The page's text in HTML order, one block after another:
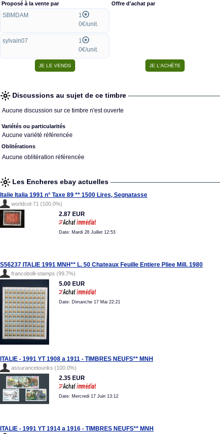
Proposé à la vente par
SBMDAM
1
0€/unit.
sylvain07
1
0€/unit.
Offre d'achat par
Discussions au sujet de ce timbre
Aucune discussion sur ce timbre n'est ouverte
Variétés ou particularités
Aucune variété référencée
Oblitérations
Aucune oblitération référencée
Les Encheres ebay actuelles
Italie Italia 1991 n° Taxe 89 ** 1500 Lires, Segnatasse
worldcol-71 (100.0%)
2.87 EUR
Date: Mardi 28 Juillet 12:53
S56237 ITALIE 1991 MNH** L. 50 Chateaux Feuille Entiere Pliee Mill. 1980
francobolli-stamps (99.7%)
5.00 EUR
Date: Dimanche 17 Mai 22:21
ITALIE - 1991 YT 1908 a 1911 - TIMBRES NEUFS** MNH
assurancetouriks (100.0%)
2.35 EUR
Date: Mercredi 17 Juin 13:12
ITALIE - 1991 YT 1914 a 1916 - TIMBRES NEUFS** MNH